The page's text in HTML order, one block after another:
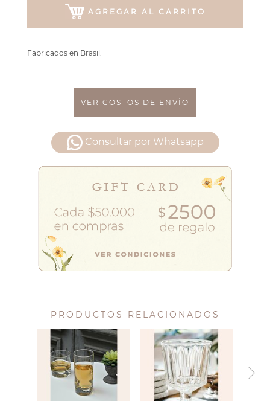
AGREGAR AL CARRITO
Fabricados en Brasil.
VER COSTOS DE ENVÍO
Consultar por Whatsapp
PRODUCTOS RELACIONADOS